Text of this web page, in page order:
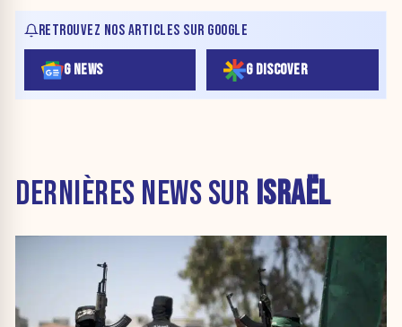
RETROUVEZ NOS ARTICLES SUR GOOGLE
G NEWS G DISCOVER
DERNIÈRES NEWS SUR ISRAËL